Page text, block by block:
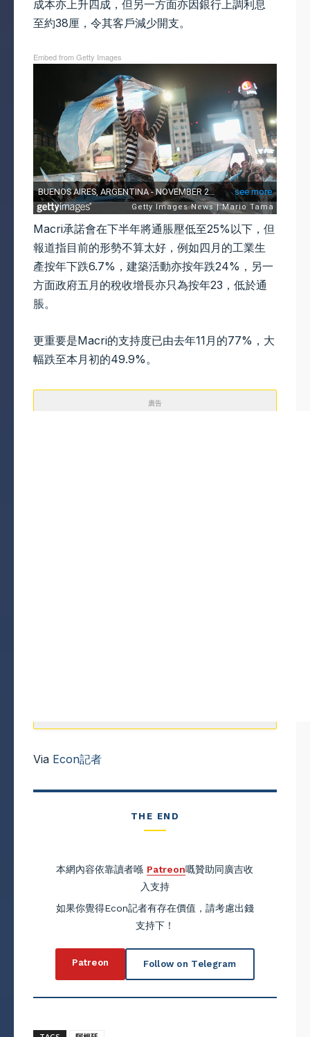
成本亦上升四成，但另一方面亦因銀行上調利息
至約38厘，令其客戶減少開支。
Embed from Getty Images
Macri承諾會在下半年將通脹壓低至25%以下，但
報道指目前的形勢不算太好，例如四月的工業生
產按年下跌6.7%，建築活動亦按年跌24%，另一
方面政府五月的稅收增長亦只為按年23，低於通
脹。
更重要是Macri的支持度已由去年11月的77%，大
幅跌至本月初的49.9%。
廣告
Via Econ記者
THE END
本網內容依靠讀者喺 Patreon嘅贊助同廣吉收
入支持
如果你覺得Econ記者有存在價值，請考慮出錢
支持下！
Patreon Follow on Telegram